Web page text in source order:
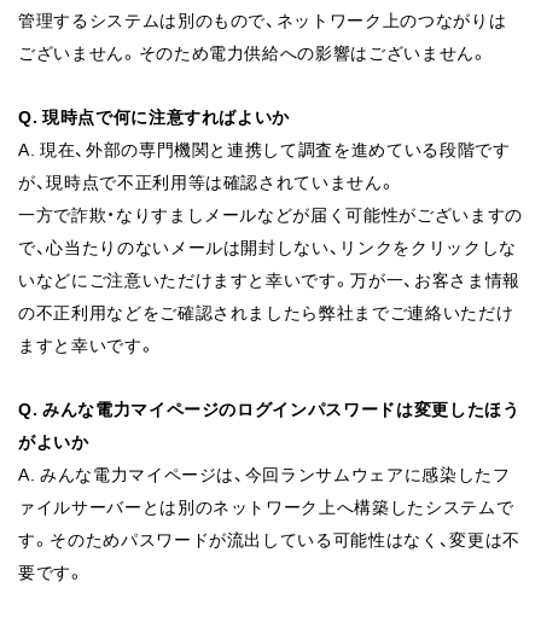
管理するシステムは別のもので、ネットワーク上のつながりは
ございません。そのため電力供給への影響はございません。
Q. 現時点で何に注意すればよいか
A. 現在、外部の専門機関と連携して調査を進めている段階です
が、現時点で不正利用等は確認されていません。
一方で詐欺・なりすましメールなどが届く可能性がございますの
で、心当たりのないメールは開封しない、リンクをクリックしな
いなどにご注意いただけますと幸いです。万が一、お客さま情報
の不正利用などをご確認されましたら弊社までご連絡いただけ
ますと幸いです。
Q. みんな電力マイページのログインパスワードは変更したほう
がよいか
A. みんな電力マイページは、今回ランサムウェアに感染したフ
ァイルサーバーとは別のネットワーク上へ構築したシステムで
す。そのためパスワードが流出している可能性はなく、変更は不
要です。